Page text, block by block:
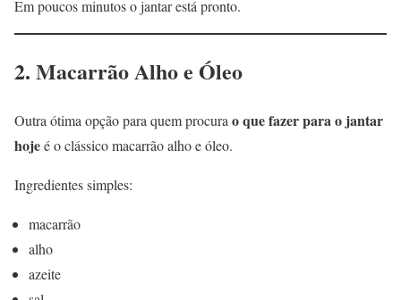
Em poucos minutos o jantar está pronto.
2. Macarrão Alho e Óleo
Outra ótima opção para quem procurao que fazer para o jantar
hojeé o clássico macarrão alho e óleo.
Ingredientes simples:
macarrão
alho
azeite